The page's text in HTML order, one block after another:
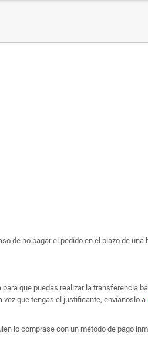
de no pagar el pedido en el plazo de una
que puedas realizar la transferencia
que tengas el justificante, envíanoslo a
lo comprase con un método de pago